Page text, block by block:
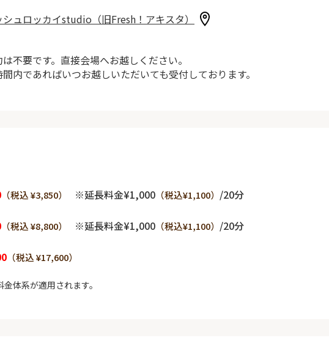
シュロッカイstudio（旧Fresh！アキスタ）
は不要です。直接会場へお越しください。
内であればいつお越しいただいても受付しております。
（税込 ¥3,850） ※延長料金¥1,000 （税込¥1,100） /20分
（税込 ¥8,800） ※延長料金¥1,000 （税込¥1,100） /20分
（税込 ¥17,600）
体系が適用されます。